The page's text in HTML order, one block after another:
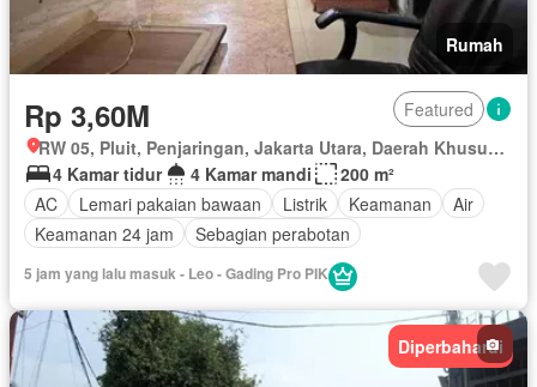
Rumah
Rp 3,60M
Featured
RW 05, Pluit, Penjaringan, Jakarta Utara, Daerah Khusus Ibukota Jakarta
4 Kamar tidur
4 Kamar mandi
200 m²
AC
Lemari pakaian bawaan Listrik Keamanan
Air
Keamanan 24 jam
Sebagian perabotan
5 jam yang lalu masuk - Leo - Gading Pro PIK
Diperbaharui